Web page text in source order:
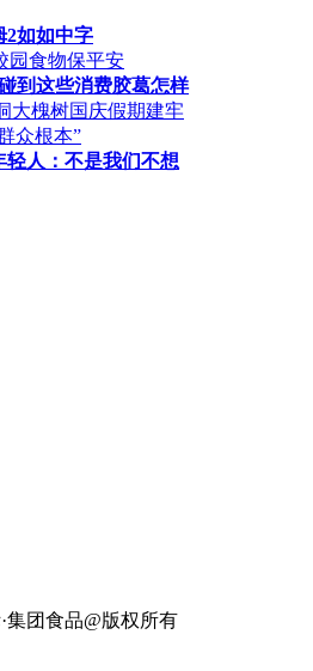
2如如中字
园食物保平安
到这些消费胶葛怎样
大槐树国庆假期建牢
众根本”
人：不是我们不想
集团食品@版权所有